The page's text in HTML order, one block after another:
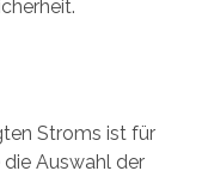
Stroms ist für
Auswahl der